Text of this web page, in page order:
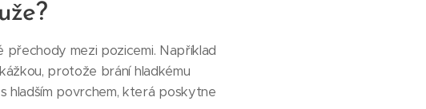
přechody mezi pozicemi. Například
protože brání hladkému
hladším povrchem, která poskytne